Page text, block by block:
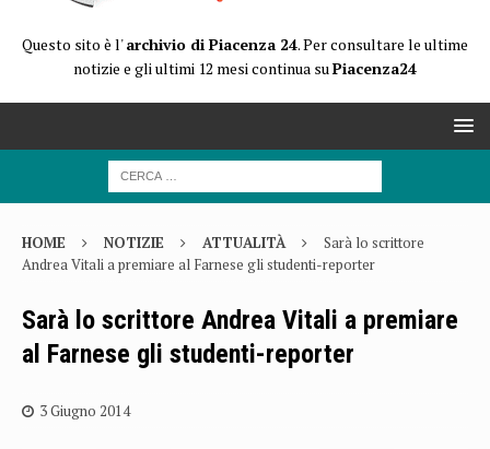
Questo sito è l'archivio di Piacenza 24. Per consultare le ultime
notizie e gli ultimi 12 mesi continua suPiacenza24
HOME NOTIZIE ATTUALITÀ
Sarà lo scrittore
Andrea Vitali a premiare al Farnese gli studenti-reporter
Sarà lo scrittore Andrea Vitali a premiare
al Farnese gli studenti-reporter
3 Giugno 2014